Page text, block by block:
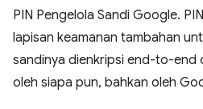
PIN Pengelola Sandi Google.
lapisan keamanan tambahan
sandinya dienkripsi end-to-end
oleh siapa pun, bahkan oleh